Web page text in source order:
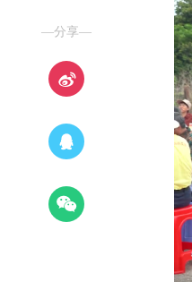
—分享—